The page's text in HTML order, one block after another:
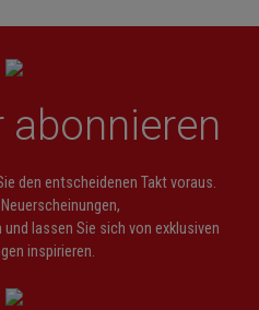
abonnieren
den entscheidenen Takt voraus.
und lassen Sie sich von exklusiven
inspirieren.